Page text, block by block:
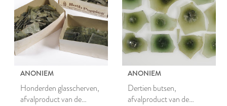
ANONIEM
Honderden glasscherven,
afvalproduct van de
ANONIEM
Dertien butsen,
afvalproduct van de